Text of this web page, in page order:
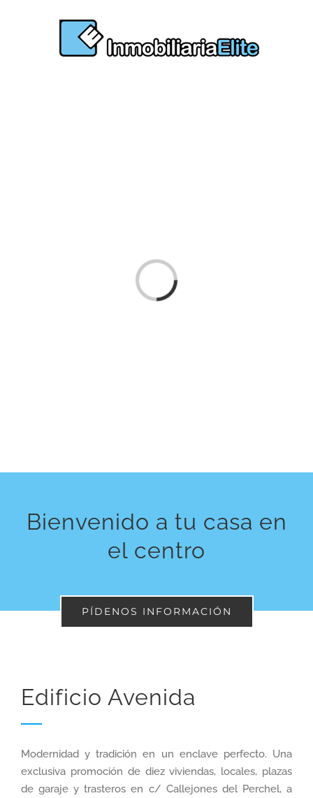
Cargando...
Bienvenido a tu casa en
el centro
PÍDENOS INFORMACIÓN
Edificio Avenida
Modernidad y tradición en un enclave perfecto. Una
exclusiva promoción de diez viviendas, locales, plazas
de garaje y trasteros en c/ Callejones del Perchel, a